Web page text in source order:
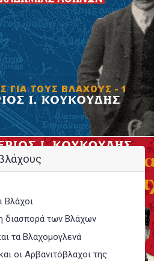
Βλάχοι
διασπορά των Βλάχων
τα Βλαχομογλενά
οι Αρβανιτόβλαχοι της